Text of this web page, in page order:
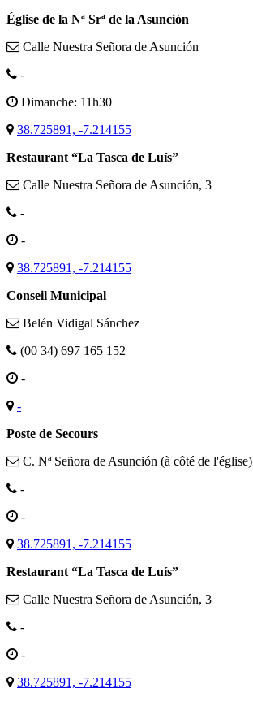
Église de la Nª Srª de la Asunción
Calle Nuestra Señora de Asunción
-
Dimanche: 11h30
38.725891, -7.214155
Restaurant “La Tasca de Luís”
Calle Nuestra Señora de Asunción, 3
-
-
38.725891, -7.214155
Conseil Municipal
Belén Vidigal Sánchez
(00 34) 697 165 152
-
-
Poste de Secours
C. Nª Señora de Asunción (à côté de l'église)
-
-
38.725891, -7.214155
Restaurant “La Tasca de Luís”
Calle Nuestra Señora de Asunción, 3
-
-
38.725891, -7.214155